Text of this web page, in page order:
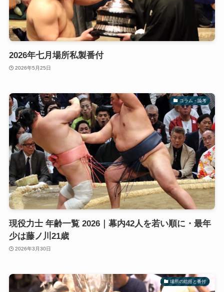
2026年七月場所私製番付
2026年5月25日
コラム・論考
現役力士 年齢一覧 2026｜幕内42人を若い順に・最年
少は藤ノ川21歳
2026年3月30日
場所の総括と番付